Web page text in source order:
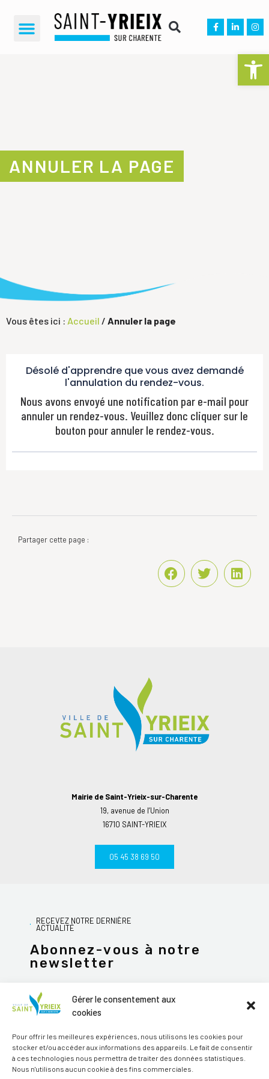
Ouvrir
Gérer le consentement aux
cookies
Pour offrir les meilleures expériences, nous utilisons les cookies pour
stocker et/ou accéder aux informations des appareils. Le fait de consentir
à ces technologies nous permettra de traiter des données statistiques.
Nous n'utilisons aucun cookie à des fins commerciales.
ANNULER LA PAGE
Vous êtes ici : Accueil / Annuler la page
Désolé d'apprendre que vous avez demandé
l'annulation du rendez-vous.
Nous avons envoyé une notification par e-mail pour
annuler un rendez-vous. Veuillez donc cliquer sur le
bouton pour annuler le rendez-vous.
Partager cette page :
Mairie de Saint-Yrieix-sur-Charente
19, avenue de l’Union
16710 SAINT-YRIEIX
05 45 38 69 50
RECEVEZ NOTRE DERNIÈRE
ACTUALITÉ
Abonnez-vous à notre
newsletter
JE M'ABONNE
Alternative: